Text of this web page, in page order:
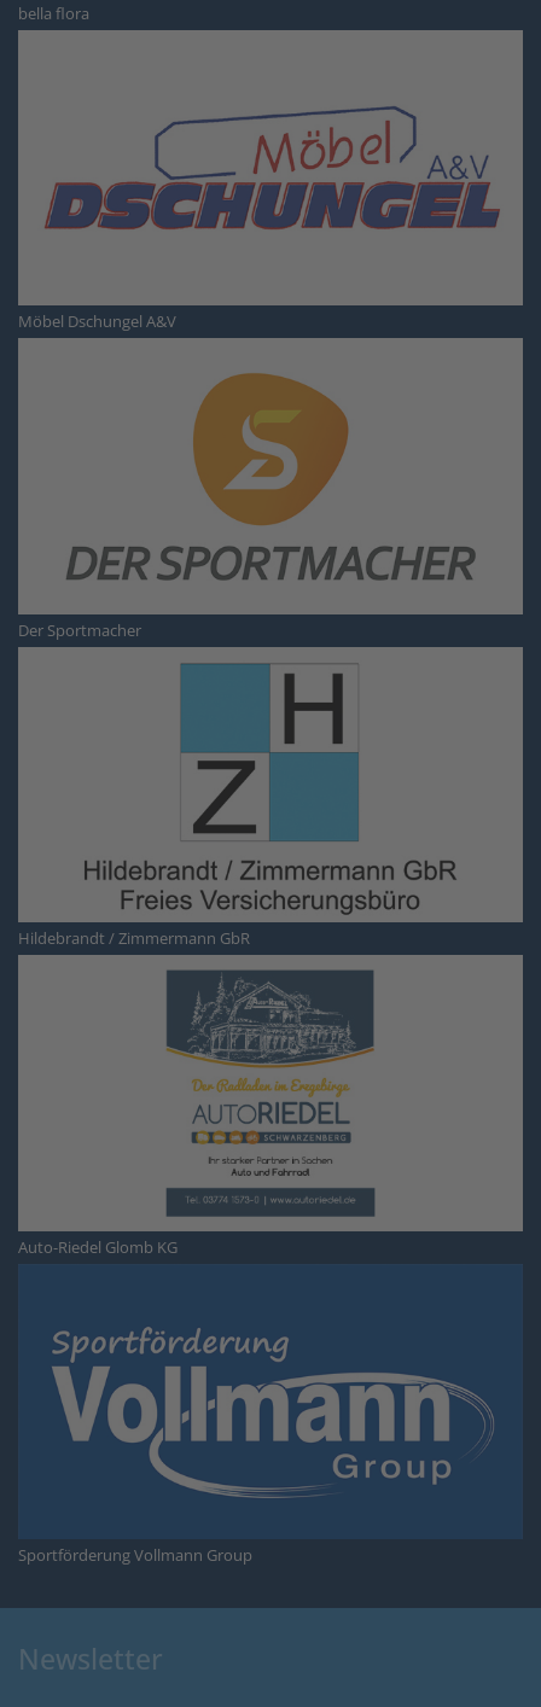
bella flora
Möbel Dschungel A&V
Der Sportmacher
Hildebrandt / Zimmermann GbR
Auto-Riedel Glomb KG
Sportförderung Vollmann Group
Newsletter